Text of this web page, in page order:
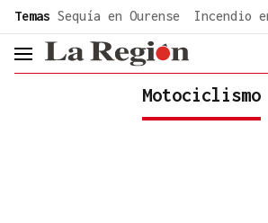
common.go-to-content
Temas Sequía en Ourense Incendio
header.menu.open
Motociclismo